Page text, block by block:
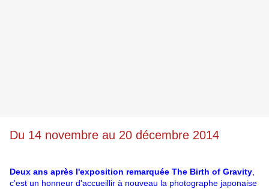
Du 14 novembre au 20 décembre 2014
Deux ans après l'exposition remarquée The Birth of Gravity
c'est un honneur d'accueillir à nouveau la photographe japonaise